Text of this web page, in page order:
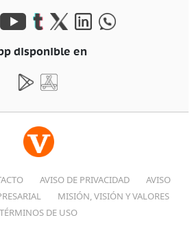
disponible en
AVISO DE PRIVACIDAD
AVISO
MISIÓN, VISIÓN Y VALORES
TÉRMINOS DE USO